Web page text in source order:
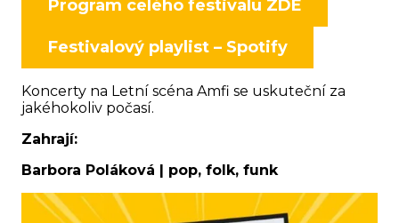
Program celého festivalu ZDE
Festivalový playlist – Spotify
Koncerty na Letní scéna Amfi se uskuteční za
jakéhokoliv počasí.
Zahrají:
Barbora Poláková | pop, folk, funk